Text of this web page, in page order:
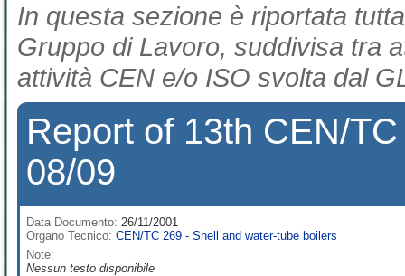
In questa sezione è riportata
Gruppo di Lavoro, suddivisa tra
attività CEN e/o ISO svolta dal
Report of 13th CEN/
08/09
Data Documento: 26/11/2001
Organo Tecnico: CEN/TC 269 - Shell and water-tube boilers
Note:
Nessun testo disponibile